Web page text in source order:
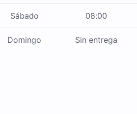
Sábado 08:00
Domingo Sin entrega